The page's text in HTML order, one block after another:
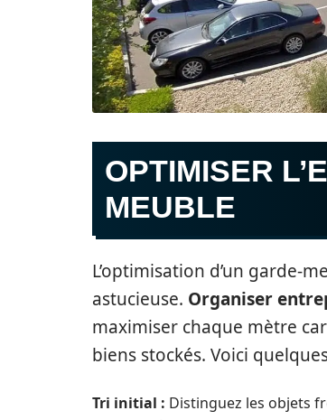
OPTIMISER
MEUBLE
L’optimisation d’un garde-
astucieuse. Organiser
maximiser chaque mètre
biens stockés. Voici
Tri initial : Distinguez les objets